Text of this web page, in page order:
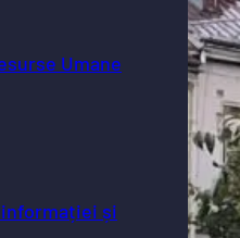
Umane
și